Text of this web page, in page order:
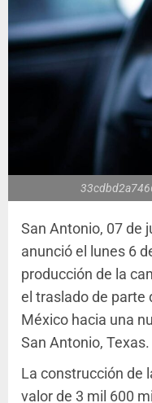
San Antonio, 07 de
anunció el lunes 6
producción de la
el traslado de parte
México hacia una
San Antonio, Texas.
La construcción de
valor de 3 mil 600